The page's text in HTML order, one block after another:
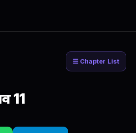
☰ Chapter List
11